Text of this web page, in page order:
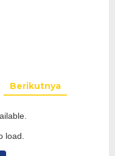
Berikutnya
load.